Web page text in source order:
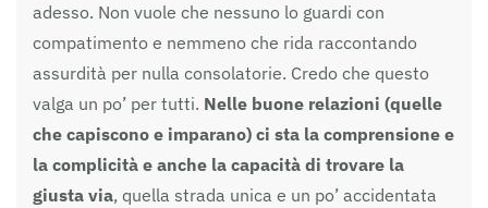
adesso. Non vuole che nessuno lo guardi con
compatimento e nemmeno che rida raccontando
assurdità per nulla consolatorie. Credo che questo
valga un po’ per tutti. Nelle buone relazioni (quelle
che capiscono e imparano) ci sta la comprensione e
la complicità e anche la capacità di trovare la
giusta via, quella strada unica e un po’ accidentata